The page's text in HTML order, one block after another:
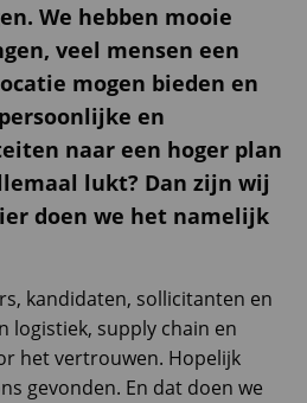
We hebben mooie
veel mensen een
mogen bieden en
en
naar een hoger plan
lukt? Dan zijn wij
doen we het namelijk
kandidaten, sollicitanten en
logistiek, supply chain en
het vertrouwen. Hopelijk
gevonden. En dat doen we